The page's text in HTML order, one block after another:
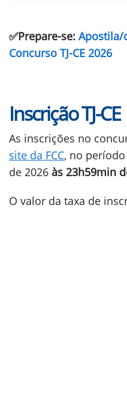
✅Prepare-se: Apostila/
Concurso TJ-CE 2026
Inscrição TJ-CE
As inscrições no
site da FCC, no
de 2026 às 23h59min
O valor da taxa de